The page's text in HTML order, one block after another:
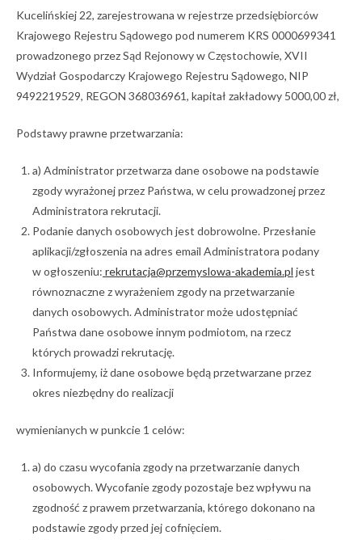
Kucelińskiej 22, zarejestrowana w rejestrze przedsiębiorców
Krajowego Rejestru Sądowego pod numerem KRS 0000699341
prowadzonego przez Sąd Rejonowy w Częstochowie, XVII
Wydział Gospodarczy Krajowego Rejestru Sądowego, NIP
9492219529, REGON 368036961, kapitał zakładowy 5000,00 zł,
Podstawy prawne przetwarzania:
a) Administrator przetwarza dane osobowe na podstawie
zgody wyrażonej przez Państwa, w celu prowadzonej przez
Administratora rekrutacji.
Podanie danych osobowych jest dobrowolne. Przesłanie
aplikacji/zgłoszenia na adres email Administratora podany
w ogłoszeniu: rekrutacja@przemyslowa-akademia.pl jest
równoznaczne z wyrażeniem zgody na przetwarzanie
danych osobowych. Administrator może udostępniać
Państwa dane osobowe innym podmiotom, na rzecz
których prowadzi rekrutację.
Informujemy, iż dane osobowe będą przetwarzane przez
okres niezbędny do realizacji
wymienianych w punkcie 1 celów:
a) do czasu wycofania zgody na przetwarzanie danych
osobowych. Wycofanie zgody pozostaje bez wpływu na
zgodność z prawem przetwarzania, którego dokonano na
podstawie zgody przed jej cofnięciem.